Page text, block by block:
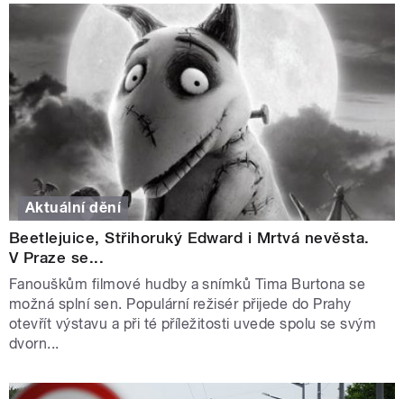
Aktuální dění
Beetlejuice, Střihoruký Edward i Mrtvá nevěsta.
V Praze se...
Fanouškům filmové hudby a snímků Tima Burtona se
možná splní sen. Populární režisér přijede do Prahy
otevřít výstavu a při té příležitosti uvede spolu se svým
dvorn...